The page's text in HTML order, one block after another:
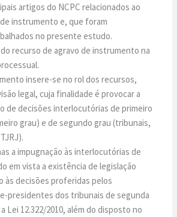
artigos do NCPC relacionados ao
instrumento e, que foram
no presente estudo.
recurso de agravo de instrumento na
insere-se no rol dos recursos,
legal, cuja finalidade é provocar a
de decisões interlocutórias de primeiro
grau) e de segundo grau (tribunais,
a impugnação às interlocutórias de
em vista a existência de legislação
às decisões proferidas pelos
presidentes dos tribunais de segunda
Lei 12.322/2010, além do disposto no